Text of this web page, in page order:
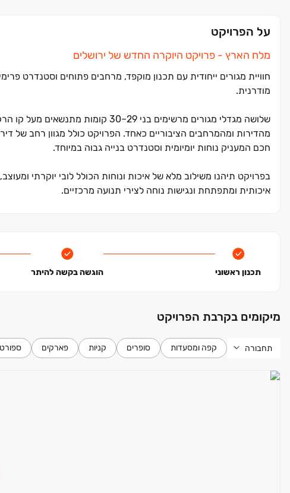
על הפרויקט
מלח הארץ ‏- פרויקט היוקרה החדש של ירושלים
חוויית מגורים ייחודית עם תכנון מוקפד, מרחבים פתוחים וסטנדרט
מודרנית.
שלושה מגדלי מגורים מרשימים בני
חכם המעניק נוחות יומיומית וסטנדרט בנייה גבוה במיוחד.
בפרויקט תיהנו משילוב מלא של איכות ונוחות הכולל לובי יוקרתי
איכותית ומתפתחת ונגישות נוחה לצירי תנועה מרכזיים.
בירושלים וחוויית מגורים מלאה בפרויקט חדש.
בנוסף, נהנים הדיירים ממעטפת קהילתית מלאה הכוללת בית כנסת, גן
זה הזמן לגלות את מלח הארץ ולהתחבר לסטנדרט החדש של ירושלים.
אכלוס צפוי: ‏2029
בכפוף לתנאי החברה ‏| ט.ל.ח
תכנון ראשוני הוגשה בקשה להיתר
מיקומים בקרבת הפרויקט
תחבורה קפה ומסעדות סופרים קניות פארקים ספורט